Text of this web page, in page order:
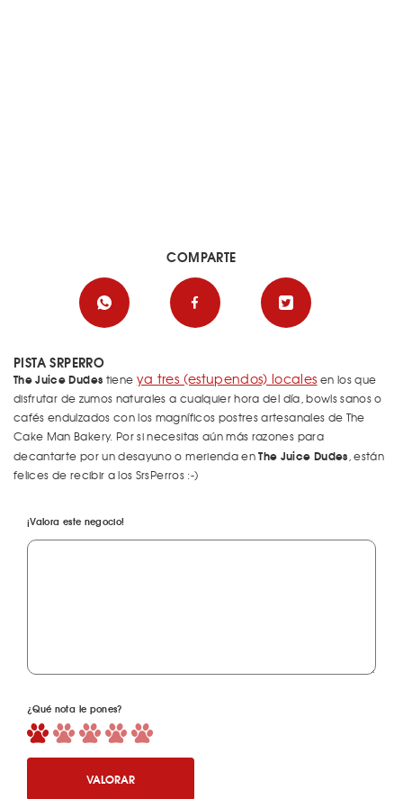
PISTA SRPERRO
The Juice Dudes tiene ya tres (estupendos) locales en los que
disfrutar de zumos naturales a cualquier hora del día, bowls sanos o
cafés endulzados con los magníficos postres artesanales de The
Cake Man Bakery. Por si necesitas aún más razones para
decantarte por un desayuno o merienda enThe Juice Dudes, están
felices de recibir a los SrsPerros :-)
¡Valora este negocio!
¿Qué nota le pones?
VALORAR
COMPARTE